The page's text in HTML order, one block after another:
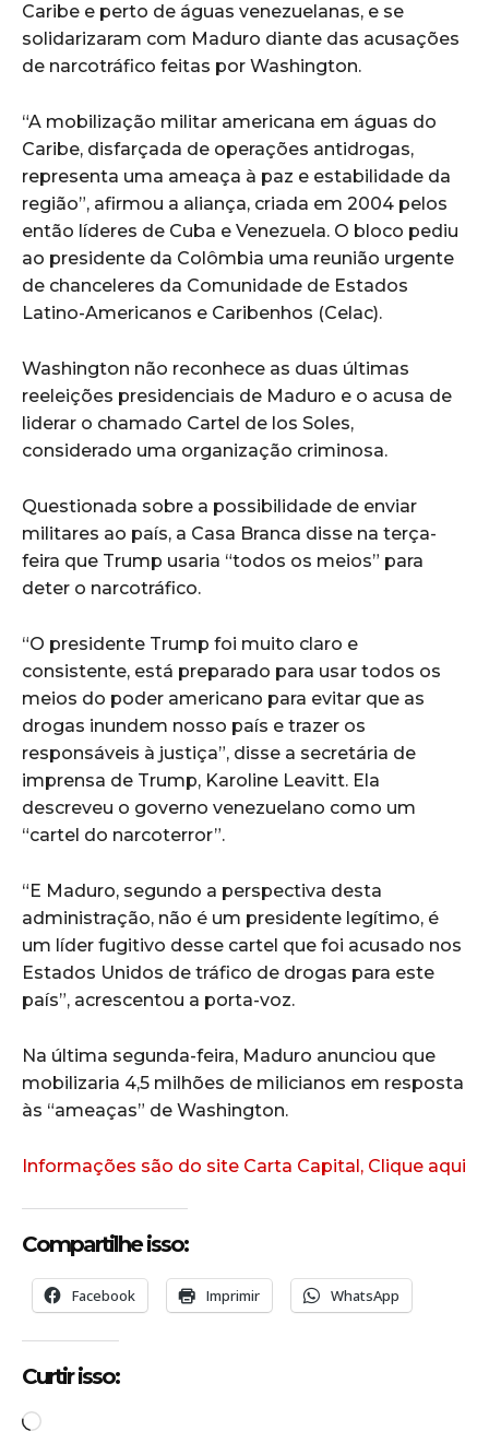
Caribe e perto de águas venezuelanas, e se
solidarizaram com Maduro diante das acusações
de narcotráfico feitas por Washington.
“A mobilização militar americana em águas do
Caribe, disfarçada de operações antidrogas,
representa uma ameaça à paz e estabilidade da
região”, afirmou a aliança, criada em 2004 pelos
então líderes de Cuba e Venezuela. O bloco pediu
ao presidente da Colômbia uma reunião urgente
de chanceleres da Comunidade de Estados
Latino-Americanos e Caribenhos (Celac).
Washington não reconhece as duas últimas
reeleições presidenciais de Maduro e o acusa de
liderar o chamado Cartel de los Soles,
considerado uma organização criminosa.
Questionada sobre a possibilidade de enviar
militares ao país, a Casa Branca disse na terça-
feira que Trump usaria “todos os meios” para
deter o narcotráfico.
“O presidente Trump foi muito claro e
consistente, está preparado para usar todos os
meios do poder americano para evitar que as
drogas inundem nosso país e trazer os
responsáveis à justiça”, disse a secretária de
imprensa de Trump, Karoline Leavitt. Ela
descreveu o governo venezuelano como um
“cartel do narcoterror”.
“E Maduro, segundo a perspectiva desta
administração, não é um presidente legítimo, é
um líder fugitivo desse cartel que foi acusado nos
Estados Unidos de tráfico de drogas para este
país”, acrescentou a porta-voz.
Na última segunda-feira, Maduro anunciou que
mobilizaria 4,5 milhões de milicianos em resposta
às “ameaças” de Washington.
Informações são do site Carta Capital, Clique aqui
Compartilhe isso:
Facebook Imprimir WhatsApp
Curtir isso:
C